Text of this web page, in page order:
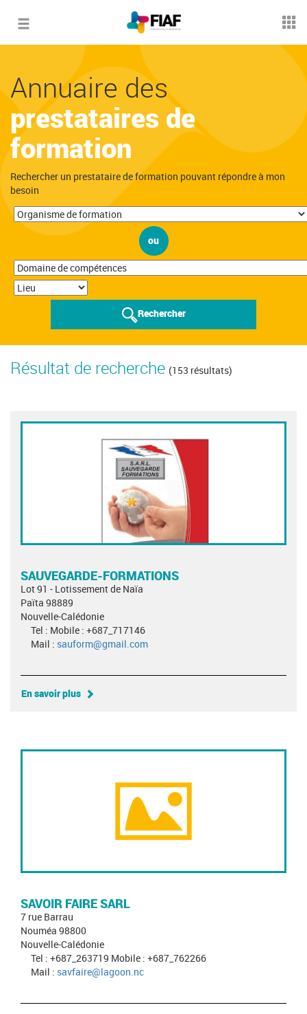
Toggle
Annuaire des
prestataires de
formation
Rechercher un prestataire de formation pouvant répondre à mon
besoin
ou
Rechercher
Résultat de recherche (153 résultats)
SAUVEGARDE-FORMATIONS
Lot 91 - Lotissement de Naïa
Païta 98889
Nouvelle-Calédonie
Tel : Mobile : +687_717146
Mail : sauform@gmail.com
En savoir plus
SAVOIR FAIRE SARL
7 rue Barrau
Nouméa 98800
Nouvelle-Calédonie
Tel : +687_263719 Mobile : +687_762266
Mail : savfaire@lagoon.nc